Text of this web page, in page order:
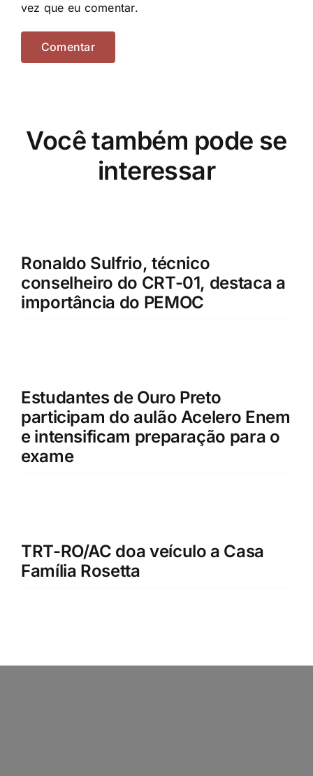
vez que eu comentar.
Você também pode se
interessar
Ronaldo Sulfrio, técnico
conselheiro do CRT-01, destaca a
importância do PEMOC
Estudantes de Ouro Preto
participam do aulão Acelero Enem
e intensificam preparação para o
exame
TRT-RO/AC doa veículo a Casa
Família Rosetta